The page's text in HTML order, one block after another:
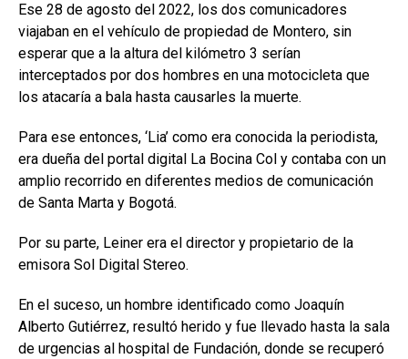
Ese 28 de agosto del 2022, los dos comunicadores
viajaban en el vehículo de propiedad de Montero, sin
esperar que a la altura del kilómetro 3 serían
interceptados por dos hombres en una motocicleta que
los atacaría a bala hasta causarles la muerte.
Para ese entonces, ‘Lia’ como era conocida la periodista,
era dueña del portal digital La Bocina Col y contaba con un
amplio recorrido en diferentes medios de comunicación
de Santa Marta y Bogotá.
Por su parte, Leiner era el director y propietario de la
emisora Sol Digital Stereo.
En el suceso, un hombre identificado como Joaquín
Alberto Gutiérrez, resultó herido y fue llevado hasta la sala
de urgencias al hospital de Fundación, donde se recuperó